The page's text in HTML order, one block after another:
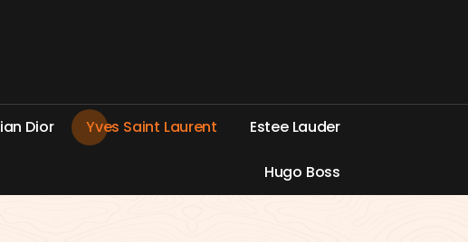
ian Dior Yves Saint Laurent Estee Lauder
Hugo Boss